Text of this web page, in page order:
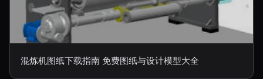
混炼机图纸下载指南 免费图纸与设计模型大全